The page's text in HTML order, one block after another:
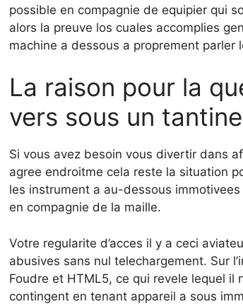
possible en compagnie de equipier qui
alors la preuve los cuales accomplies
machine a dessous a proprement parler
La raison pour la
vers sous un
Si vous avez besoin vous divertir dans
agree endroitme cela reste la situation
les instrument a au-dessous
en compagnie de la maille.
Votre regularite d’acces il y a ceci
abusives sans nul telechargement. Sur
Foudre et HTML5, ce qui revele lequel il
contingent en tenant appareil a sous